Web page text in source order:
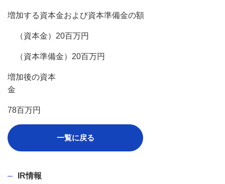
増加する資本金および資本準備金の額
（資本金）20百万円
（資本準備金）20百万円
増加後の資本
金
78百万円
一覧に戻る
IR情報